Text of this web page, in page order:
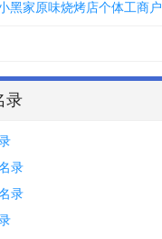
黑家原味烧烤店个体工商户
录
录
录